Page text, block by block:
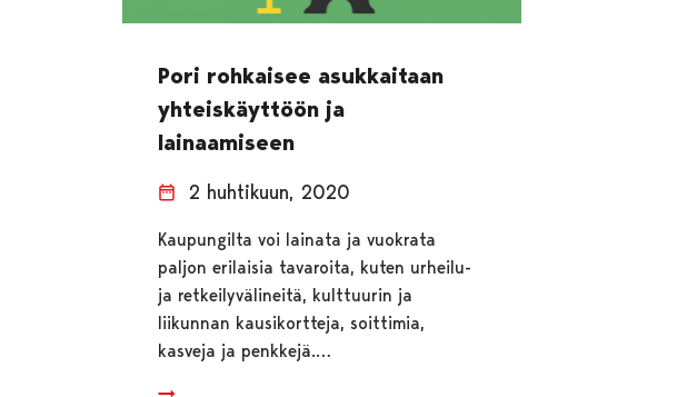
Pori rohkaisee asukkaitaan
yhteiskäyttöön ja
lainaamiseen
2 huhtikuun, 2020
Kaupungilta voi lainata ja vuokrata
paljon erilaisia tavaroita, kuten urheilu-
ja retkeilyvälineitä, kulttuurin ja
liikunnan kausikortteja, soittimia,
kasveja ja penkkejä.…